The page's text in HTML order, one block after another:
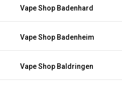
Vape Shop Badenhard
Vape Shop Badenheim
Vape Shop Baldringen